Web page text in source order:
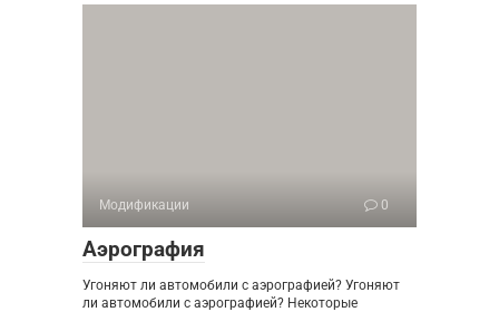
Модификации 0
Аэрография
Угоняют ли автомобили с аэрографией? Угоняют
ли автомобили с аэрографией? Некоторые